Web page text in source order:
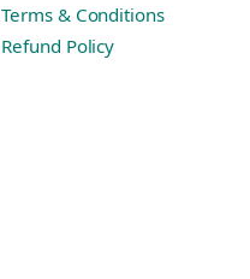
Terms & Conditions
Refund Policy